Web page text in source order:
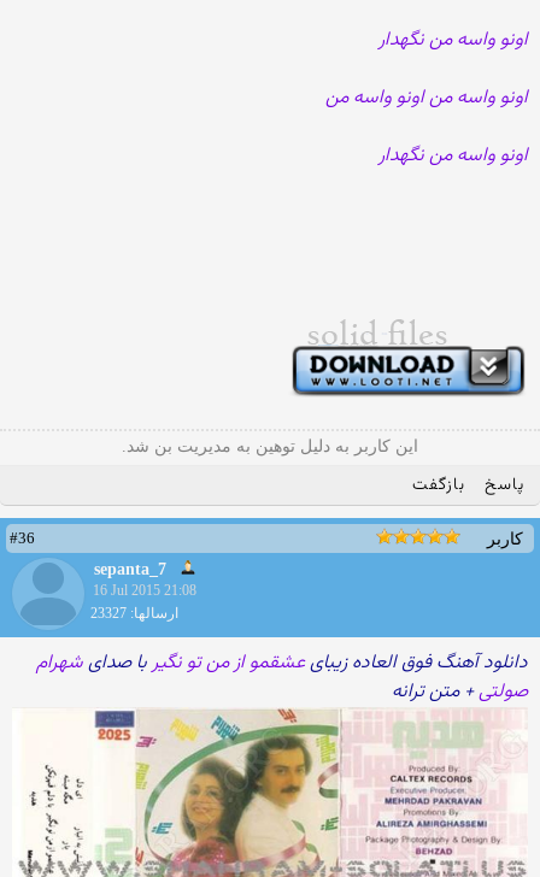
اونو واسه من نگهدار
اونو واسه من اونو واسه من
اونو واسه من نگهدار
این کاربر به دلیل توهین به مدیریت بن شد.
پاسخ بازگفت
کاربر
#36
sepanta_7
16 Jul 2015 21:08
ارسالها: 23327
دانلود آهنگ فوق العاده زیبایعشقمو از من تو نگیربا صدایشهرام
صولتی+ متن ترانه